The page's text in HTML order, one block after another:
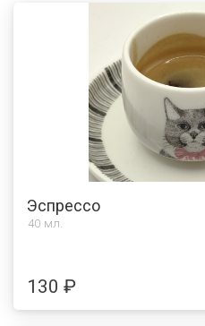
Эспрессо
40 мл.
130 ₽